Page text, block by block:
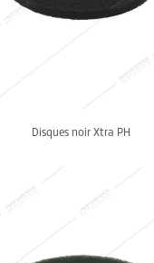
Disques noir Xtra PH